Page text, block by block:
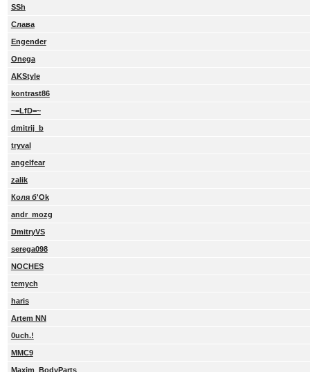
SSh
Слава
Engender
Onega
AKStyle
kontrast86
~=LfD=~
dmitrij_b
tryval
angelfear
zalik
Коля б'Ok
andr_mozg
DmitryVS
serega098
NOCHES
temych
haris
Artem NN
0uch.!
MMC9
Maxim_BodyParts